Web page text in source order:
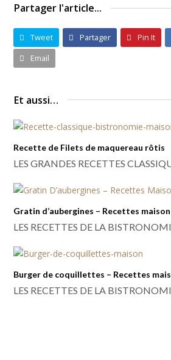
Partager l'article...
Tweet Partager Pin It
Email
Et aussi…
Recette de Filets de maquereau rôtis
LES GRANDES RECETTES
Gratin d’aubergines – Recettes
LES RECETTES DE LA
Burger de coquillettes – Recettes
LES RECETTES DE LA